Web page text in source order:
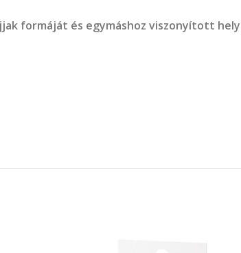
formáját és egymáshoz viszonyított